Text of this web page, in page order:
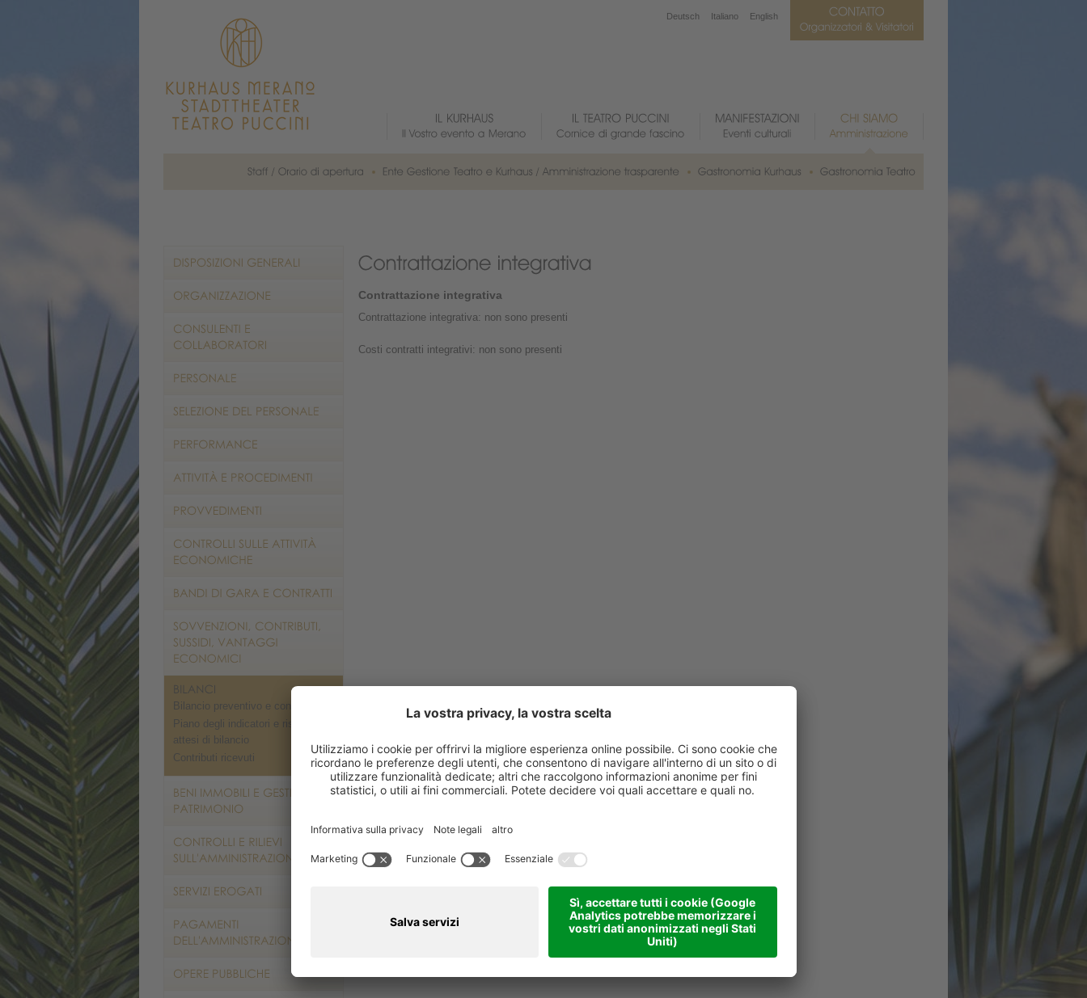
Bilancio preventivo e consuntivo
Piano degli indicatori e risultati
attesi di bilancio
Contributi ricevuti
Contrattazione integrativa
Contrattazione integrativa: non sono presenti
Costi contratti integrativi: non sono presenti
Deutsch Italiano English